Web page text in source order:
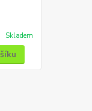
Skladem